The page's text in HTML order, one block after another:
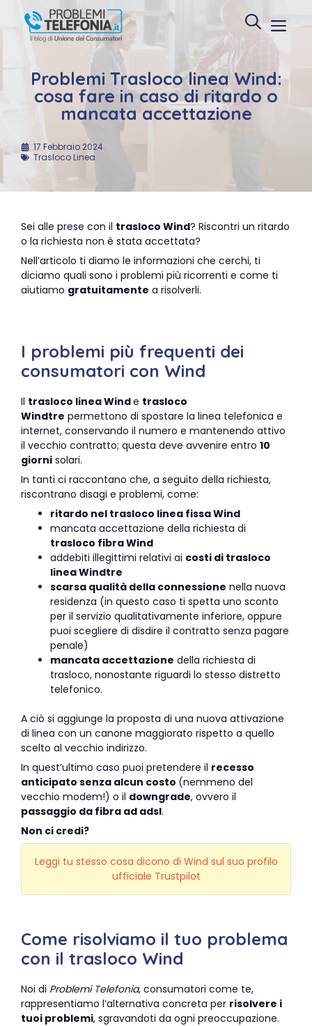
contenuto
Problemi Trasloco linea Wind:
cosa fare in caso di ritardo o
mancata accettazione
17 Febbraio 2024
Trasloco Linea
Sei alle prese con il trasloco Wind? Riscontri un ritardo
o la richiesta non è stata accettata?
Nell’articolo ti diamo le informazioni che cerchi, ti
diciamo quali sono i problemi più ricorrenti e come ti
aiutiamo gratuitamente a risolverli.
I problemi più frequenti dei
consumatori con Wind
Il trasloco linea Winde trasloco
Windtre permettono di spostare la linea telefonica e
internet, conservando il numero e mantenendo attivo
il vecchio contratto; questa deve avvenire entro 10
giorni solari.
In tanti ci raccontano che, a seguito della richiesta,
riscontrano disagi e problemi, come:
ritardo nel trasloco linea fissa Wind
mancata accettazione della richiesta di
trasloco fibra Wind
addebiti illegittimi relativi ai costi di trasloco
linea Windtre
scarsa qualità della connessione nella nuova
residenza (in questo caso ti spetta uno sconto
per il servizio qualitativamente inferiore, oppure
puoi scegliere di disdire il contratto senza pagare
penale)
mancata accettazione della richiesta di
trasloco, nonostante riguardi lo stesso distretto
telefonico.
A ciò si aggiunge la proposta di una nuova attivazione
di linea con un canone maggiorato rispetto a quello
scelto al vecchio indirizzo.
In quest’ultimo caso puoi pretendere il recesso
anticipato senza alcun costo (nemmeno del
vecchio modem!) o il downgrade, ovvero il
passaggio da fibra ad adsl.
Non ci credi?
Leggi tu stesso cosa dicono di Wind sul suo profilo
ufficiale Trustpilot
Come risolviamo il tuo problema
con il trasloco Wind
Noi di Problemi Telefonia, consumatori come te,
rappresentiamo l’alternativa concreta per risolvere i
tuoi problemi, sgravandoti da ogni preoccupazione.